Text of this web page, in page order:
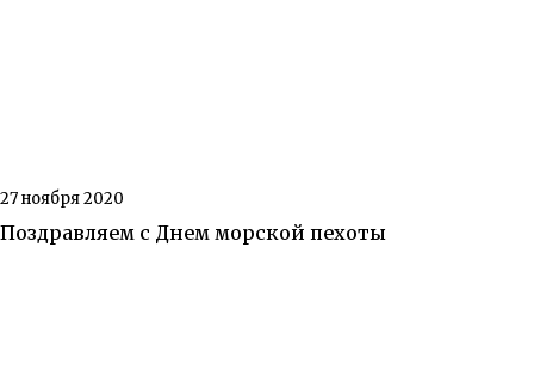
27 ноября 2020
Поздравляем с Днем морской пехоты